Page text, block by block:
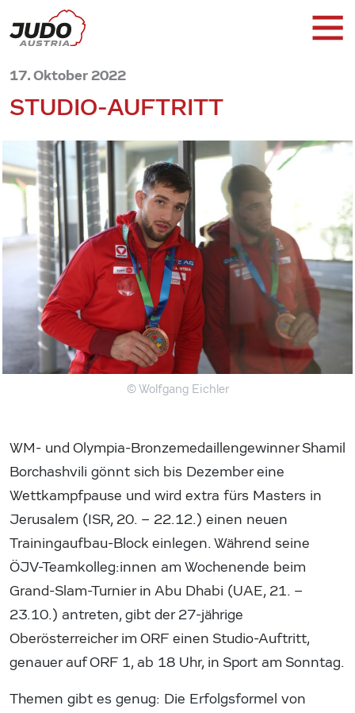
17. Oktober 2022
STUDIO-AUFTRITT
© Wolfgang Eichler
WM- und Olympia-Bronzemedaillengewinner Shamil
Borchashvili gönnt sich bis Dezember eine
Wettkampfpause und wird extra fürs Masters in
Jerusalem (ISR, 20. – 22.12.) einen neuen
Trainingaufbau-Block einlegen. Während seine
ÖJV-Teamkolleg:innen am Wochenende beim
Grand-Slam-Turnier in Abu Dhabi (UAE, 21. –
23.10.) antreten, gibt der 27-jährige
Oberösterreicher im ORF einen Studio-Auftritt,
genauer auf ORF 1, ab 18 Uhr, in Sport am Sonntag.
Themen gibt es genug: Die Erfolgsformel von